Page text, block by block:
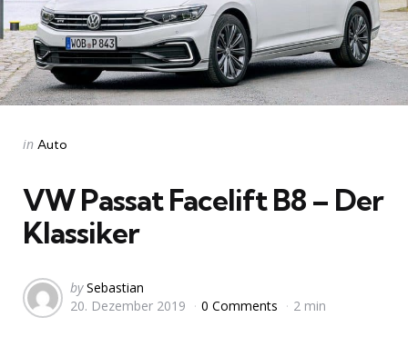
Categories
Posted
in Auto
VW Passat Facelift B8 – Der
Klassiker
Posted
by
by Sebastian
20. Dezember 2019
0 Comments 2 min